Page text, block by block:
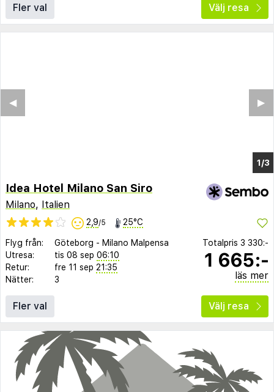
Fler val Välj resa
Idea Hotel Milano San Siro
Milano, Italien
2,9/5 25°C
Flyg från: Göteborg - Milano Malpensa
Utresa:
tis 08 sep 06:10
Retur:
fre 11 sep 21:35
Nätter:
3
Totalpris 3 330:-
1 665:-
läs mer
Fler val Välj resa